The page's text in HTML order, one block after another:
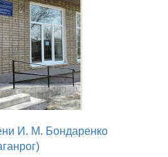
И. М. Бондаренко